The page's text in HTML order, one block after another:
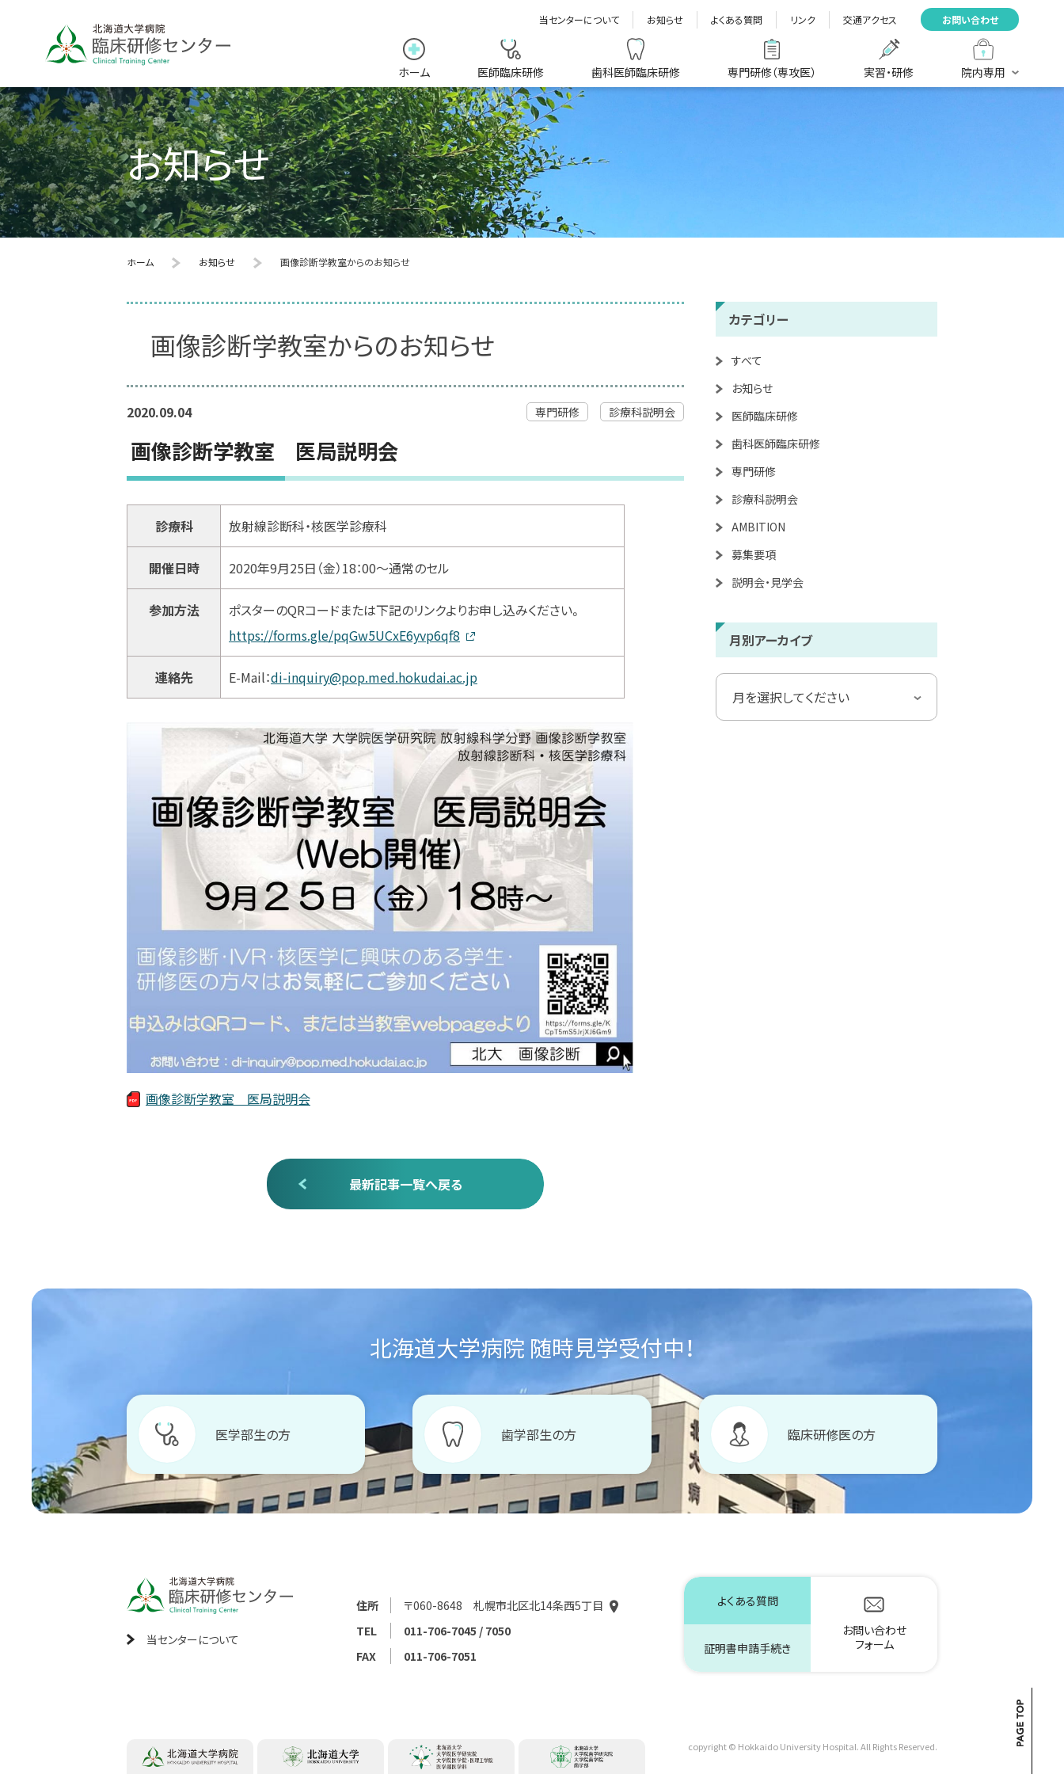
当センターについて お知らせ よくある質問 リンク 交通アクセス お問い合わせ
ホーム 医師臨床研修 歯科医師臨床研修 専門研修（専攻医） 実習・研修 院内専用
お知らせ
ホーム お知らせ 画像診断学教室からのお知らせ
画像診断学教室からのお知らせ
2020.09.04 専門研修 診療科説明会
画像診断学教室 医局説明会
診療科 放射線診断科・核医学診療科
開催日時 2020年9月25日（金）18：00～通常のセル
参加方法
ポスターのQRコードまたは下記のリンクよりお申し込みください。
https://forms.gle/pqGw5UCxE6yvp6qf8
連絡先 E-Mail：di-inquiry@pop.med.hokudai.ac.jp
画像診断学教室 医局説明会
最新記事一覧へ戻る
カテゴリー
すべて
お知らせ
医師臨床研修
歯科医師臨床研修
専門研修
診療科説明会
AMBITION
募集要項
説明会・見学会
月別アーカイブ
北海道大学病院 随時見学受付中！
医学部生の方 歯学部生の方 臨床研修医の方
当センターについて
住所
〒060-8648 札幌市北区北14条西5丁目
TEL
011-706-7045 / 7050
FAX
011-706-7051
よくある質問
証明書申請手続き
お問い合わせ
フォーム
copyright © Hokkaido University Hospital. All Rights Reserved.